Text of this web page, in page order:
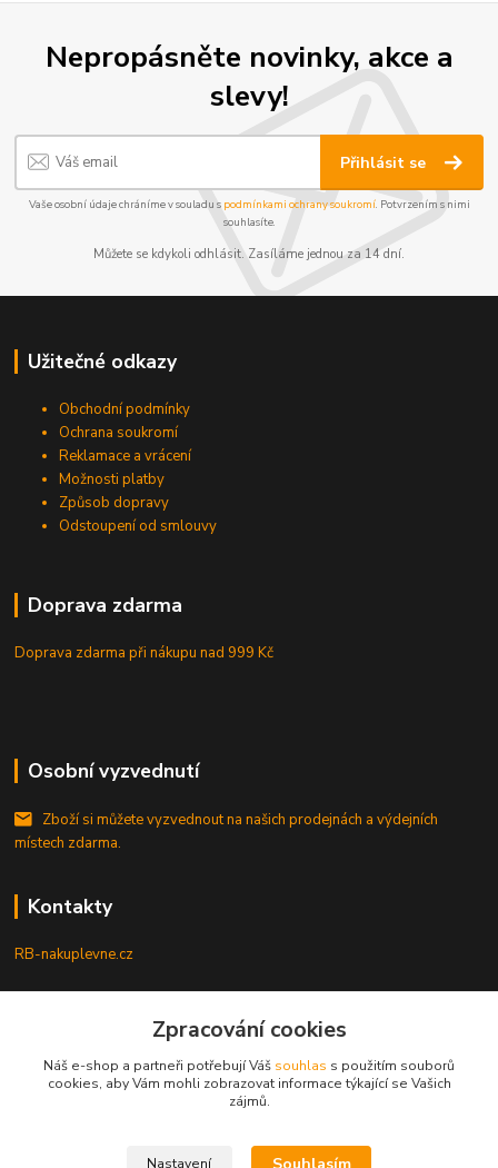
Nepropásněte novinky, akce a
slevy!
Přihlásit se
Vaše osobní údaje chráníme v souladu s podmínkami ochrany soukromí. Potvrzením s nimi
souhlasíte.
Můžete se kdykoli odhlásit. Zasíláme jednou za 14 dní.
Užitečné odkazy
Obchodní podmínky
Ochrana soukromí
Reklamace a vrácení
Možnosti platby
Způsob dopravy
Odstoupení od smlouvy
Doprava zdarma
Doprava zdarma při nákupunad 999 Kč
Osobní vyzvednutí
Zboží si můžete vyzvednout na našich prodejnách a výdejních
místech zdarma.
Kontakty
RB-nakuplevne.cz
+420 222722421
info@rb-nakuplevne.cz
Zpracování cookies
Náš e-shop a partneři potřebují Váš souhlas s použitím souborů
cookies, aby Vám mohli zobrazovat informace týkající se Vašich
zájmů.
Nastavení